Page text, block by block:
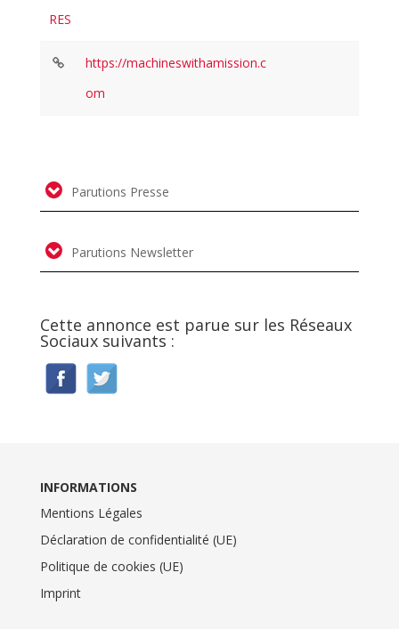
RES
https://machineswithamission.c
om
Parutions Presse
Parutions Newsletter
Cette annonce est parue sur les Réseaux
Sociaux suivants :
INFORMATIONS
Mentions Légales
Déclaration de confidentialité (UE)
Politique de cookies (UE)
Imprint